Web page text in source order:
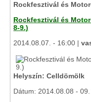
Rockfesztivál és
Rockfesztivál és
8-9.)
2014.08.07. - 16:00 |
Helyszín: Celldömölk
Dátum: 2014.08.08 - 09.